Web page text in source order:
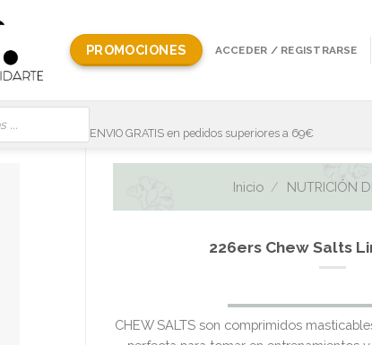
PROMOCIONES ACCEDER / REGISTRARSE
ENVIO GRATIS en pedidos superiores a 69€
Inicio / NUTRICIÓN
226ers Chew Salts
CHEW SALTS son comprimidos